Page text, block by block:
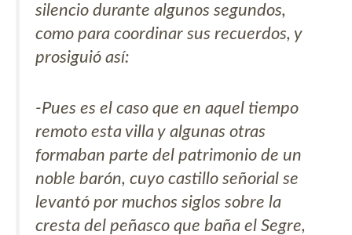
silencio durante algunos segundos,
como para coordinar sus recuerdos, y
prosiguió así:
-Pues es el caso que en aquel tiempo
remoto esta villa y algunas otras
formaban parte del patrimonio de un
noble barón, cuyo castillo señorial se
levantó por muchos siglos sobre la
cresta del peñasco que baña el Segre,